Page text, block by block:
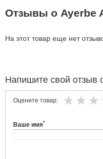
Отзывы о Ayerbe
На этот товар еще нет
Напишите свой отзыв
Оцените товар:
Ваше имя*